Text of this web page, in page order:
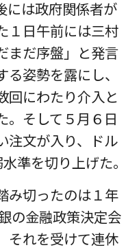
には政府関係者が
１日午前には三村
まだ序盤」と発言
る姿勢を露にし、
回にわたり介入と
。そして５月６日
注文が入り、ドル
準を切り上げた。
み切ったのは１年
の金融政策決定会
それを受けて連休